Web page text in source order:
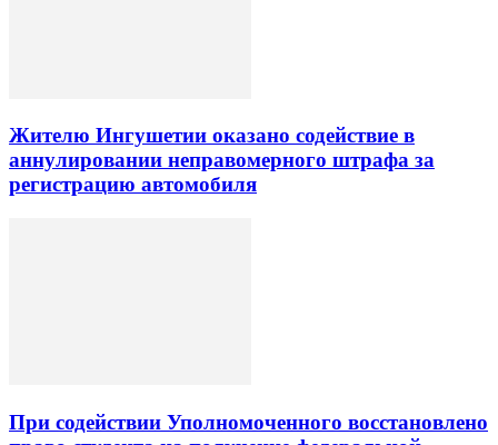
Жителю Ингушетии оказано содействие в
аннулировании неправомерного штрафа за
регистрацию автомобиля
При содействии Уполномоченного восстановлено